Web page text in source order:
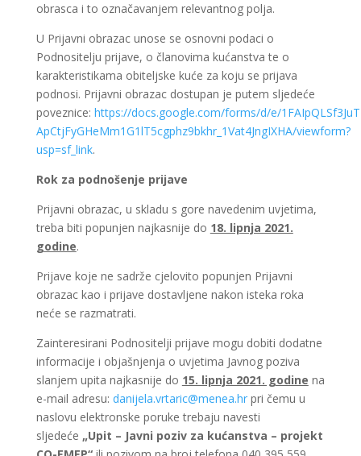
obrasca i to označavanjem relevantnog polja.
U Prijavni obrazac unose se osnovni podaci o
Podnositelju prijave, o članovima kućanstva te o
karakteristikama obiteljske kuće za koju se prijava
podnosi. Prijavni obrazac dostupan je putem sljedeće
poveznice: https://docs.google.com/forms/d/e/
ApCtjFyGHeMm1G1lT5cgphz9bkhr_1Vat4JngIXHA/viewform?
usp=sf_link.
Rok za podnošenje prijave
Prijavni obrazac, u skladu s gore navedenim uvjetima,
treba biti popunjen najkasnije do 18. lipnja 2021.
godine.
Prijave koje ne sadrže cjelovito popunjen Prijavni
obrazac kao i prijave dostavljene nakon isteka roka
neće se razmatrati.
Zainteresirani Podnositelji prijave mogu dobiti dodatne
informacije i objašnjenja o uvjetima Javnog poziva
slanjem upita najkasnije do 15. lipnja 2021. godine na
e-mail adresu: danijela.vrtaric@menea.hrpri čemu u
naslovu elektronske poruke trebaju navesti
sljedeće „Upit – Javni poziv za kućanstva – projekt